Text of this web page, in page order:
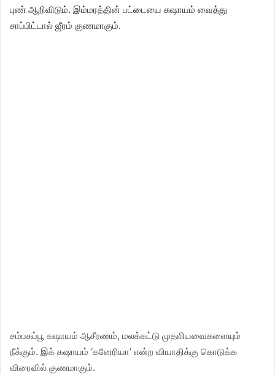
புண் ஆறிவிடும். இம்மரத்தின் பட்டையை கஷாயம் வைத்து
சாப்பிட்டால் ஜீரம் குணமாகும்.
சம்பகப்பூ கஷாயம் ஆசீரணம், மலக்கட்டு முதலியவைகளையும்
நீக்கும். இக் கஷாயம் ‘கனேரியா’ என்ற வியாதிக்கு கொடுக்க
விரைவில் குணமாகும்.